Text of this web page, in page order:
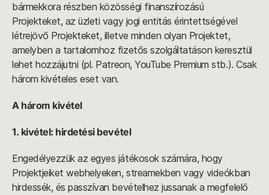
bármekkora részben közösségi finanszírozású
Projekteket, az üzleti vagy jogi entitás érintettségével
létrejövő Projekteket, illetve minden olyan Projektet,
amelyben a tartalomhoz fizetős szolgáltatáson keresztül
lehet hozzájutni (pl. Patreon, YouTube Premium stb.). Csak
három kivételes eset van.
A három kivétel
1. kivétel: hirdetési bevétel
Engedélyezzük az egyes játékosok számára, hogy
Projektjeiket webhelyeken, streamekben vagy videókban
hirdessék, és passzívan bevételhez jussanak a megfelelő